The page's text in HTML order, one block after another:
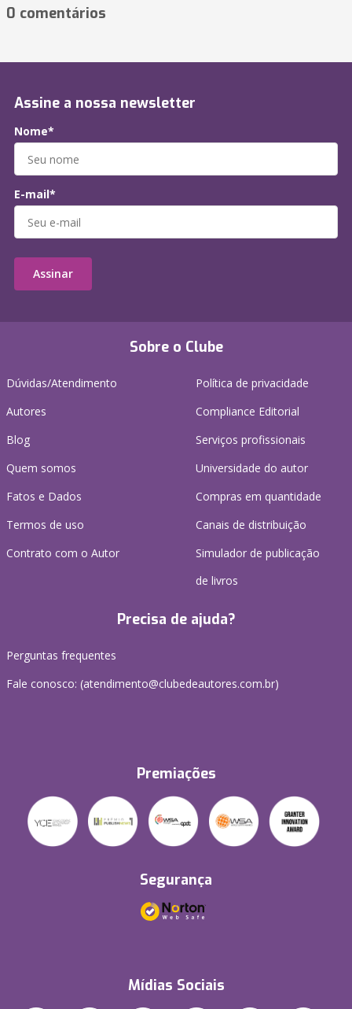
0 comentários
Sobre o Clube
Dúvidas/Atendimento
Autores
Blog
Quem somos
Fatos e Dados
Termos de uso
Contrato com o Autor
Política de privacidade
Compliance Editorial
Serviços profissionais
Universidade do autor
Compras em quantidade
Canais de distribuição
Simulador de publicação
de livros
Precisa de ajuda?
Perguntas frequentes
Fale conosco: (atendimento@clubedeautores.com.br)
Premiações
Segurança
Mídias Sociais
Assine a nossa newsletter
Nome*
E-mail*
Assinar